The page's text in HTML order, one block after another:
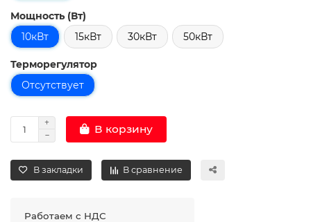
Мощность (Вт)
10кВт
15кВт 30кВт 50кВт
Терморегулятор
Отсутствует
В корзину
В закладки В сравнение
Работаем с НДС